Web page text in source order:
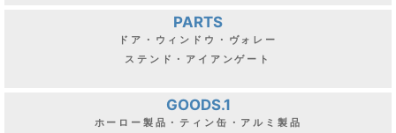
PARTS
ドア・ウィンドウ・ヴォレー
ステンド・アイアンゲート
GOODS.1
ホーロー製品・ティン缶・アルミ製品